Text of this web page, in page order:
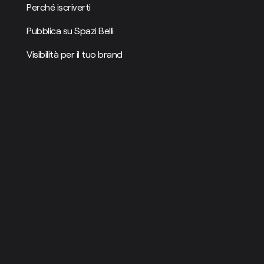
Perché iscriverti
Pubblica su Spazi Belli
Visibilità per il tuo brand